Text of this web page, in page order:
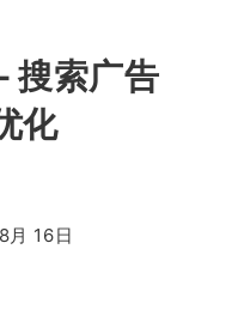
搜索广告
化
月 16日